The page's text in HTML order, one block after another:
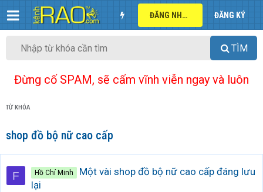
ĐĂNG NHẬP ĐĂNG KÝ
TÌM
Đừng cố SPAM, sẽ cấm vĩnh viễn ngay và luôn
TỪ KHÓA
shop đồ bộ nữ cao cấp
F Hồ Chí Minh
Một vài shop đồ bộ nữ cao cấp đáng lưu
lại